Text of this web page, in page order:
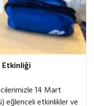
Etkinliği
14 Mart
eğlenceli etkinlikler ve